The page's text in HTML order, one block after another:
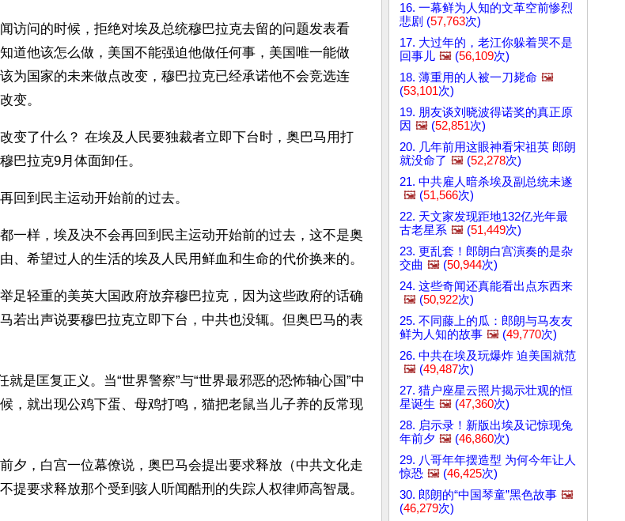
访问的时候，拒绝对埃及总统穆巴拉克去留的问题发表看
道他该怎么做，美国不能强迫他做任何事，美国唯一能做
为国家的未来做点改变，穆巴拉克已经承诺他不会竞选连
变。
变了什么？ 在埃及人民要独裁者立即下台时，奥巴马用打
巴拉克9月体面卸任。
回到民主运动开始前的过去。
一样，埃及决不会再回到民主运动开始前的过去，这不是奥
、希望过人的生活的埃及人民用鲜血和生命的代价换来的。
足轻重的美英大国政府放弃穆巴拉克，因为这些政府的话确
若出声说要穆巴拉克立即下台，中共也没辄。但奥巴马的表
就是匡复正义。当“世界警察”与“世界最邪恶的恐怖轴心国”中
，就出现公鸡下蛋、母鸡打鸣，猫把老鼠当儿子养的反常现
夕，白宫一位幕僚说，奥巴马会提出要求释放（中共文化走
提要求释放那个受到骇人听闻酷刑的失踪人权律师高智晟。
16. 一幕鲜为人知的文革空前惨烈
悲剧 (57,763次)
17. 大过年的，老江你躲着哭不是
回事儿 🖼️ (56,109次)
18. 薄重用的人被一刀毙命 🖼️
(53,101次)
19. 朋友谈刘晓波得诺奖的真正原
因 🖼️ (52,851次)
20. 几年前用这眼神看宋祖英 郎朗
就没命了 🖼️ (52,278次)
21. 中共雇人暗杀埃及副总统未遂
🖼️ (51,566次)
22. 天文家发现距地132亿光年最
古老星系 🖼️ (51,449次)
23. 更乱套！郎朗白宫演奏的是杂
交曲 🖼️ (50,944次)
24. 这些奇闻还真能看出点东西来
🖼️ (50,922次)
25. 不同藤上的瓜：郎朗与马友友
鲜为人知的故事 🖼️ (49,770次)
26. 中共在埃及玩爆炸 迫美国就范
🖼️ (49,487次)
27. 猎户座星云照片揭示壮观的恒
星诞生 🖼️ (47,360次)
28. 启示录！新版出埃及记惊现兔
年前夕 🖼️ (46,860次)
29. 八哥年年摆造型 为何今年让人
惊恐 🖼️ (46,425次)
30. 郎朗的“中国琴童”黑色故事 🖼️
(46,279次)